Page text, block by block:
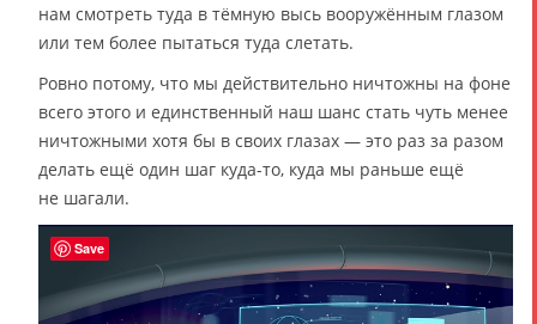
нам смотреть туда в тёмную высь вооружённым глазом
или тем более пытаться туда слетать.
Ровно потому, что мы действительно ничтожны на фоне
всего этого и единственный наш шанс стать чуть менее
ничтожными хотя бы в своих глазах — это раз за разом
делать ещё один шаг куда-то, куда мы раньше ещё
не шагали.
Save